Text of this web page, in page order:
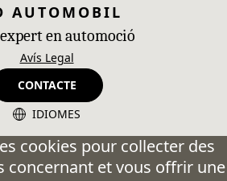
cookies pour collecter des
concernant et vous offrir une
AUTOMOBIL
en automoció
Avís Legal
CONTACTE
IDIOMES
CA - Catalán
ES - Español